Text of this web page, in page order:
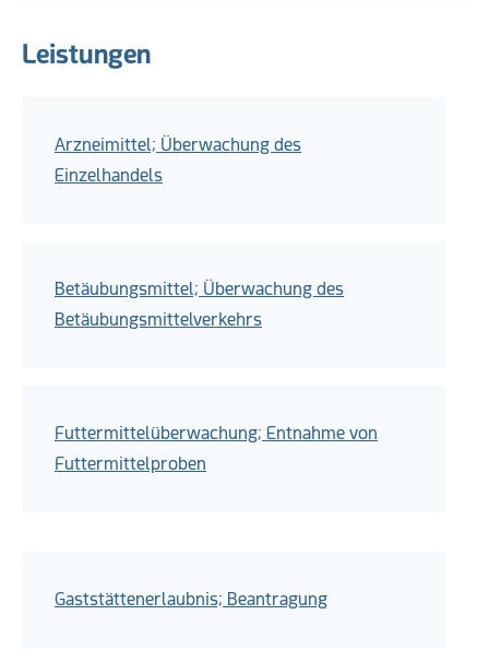
Leistungen
Arzneimittel; Überwachung des
Einzelhandels
Betäubungsmittel; Überwachung des
Betäubungsmittelverkehrs
Futtermittelüberwachung; Entnahme von
Futtermittelproben
Gaststättenerlaubnis; Beantragung